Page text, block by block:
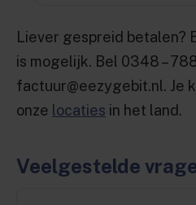
Liever gespreid betalen?
is mogelijk. Bel 0348 –
factuur@eezygebit.nl. Je
onze locaties in het land.
Veelgestelde